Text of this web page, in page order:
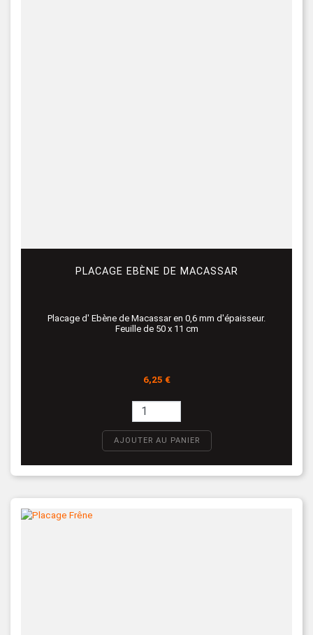
PLACAGE EBÈNE DE MACASSAR
Placage d' Ebène de Macassar en 0,6 mm d'épaisseur.
Feuille de 50 x 11 cm
Prix
6,25 €
AJOUTER AU PANIER